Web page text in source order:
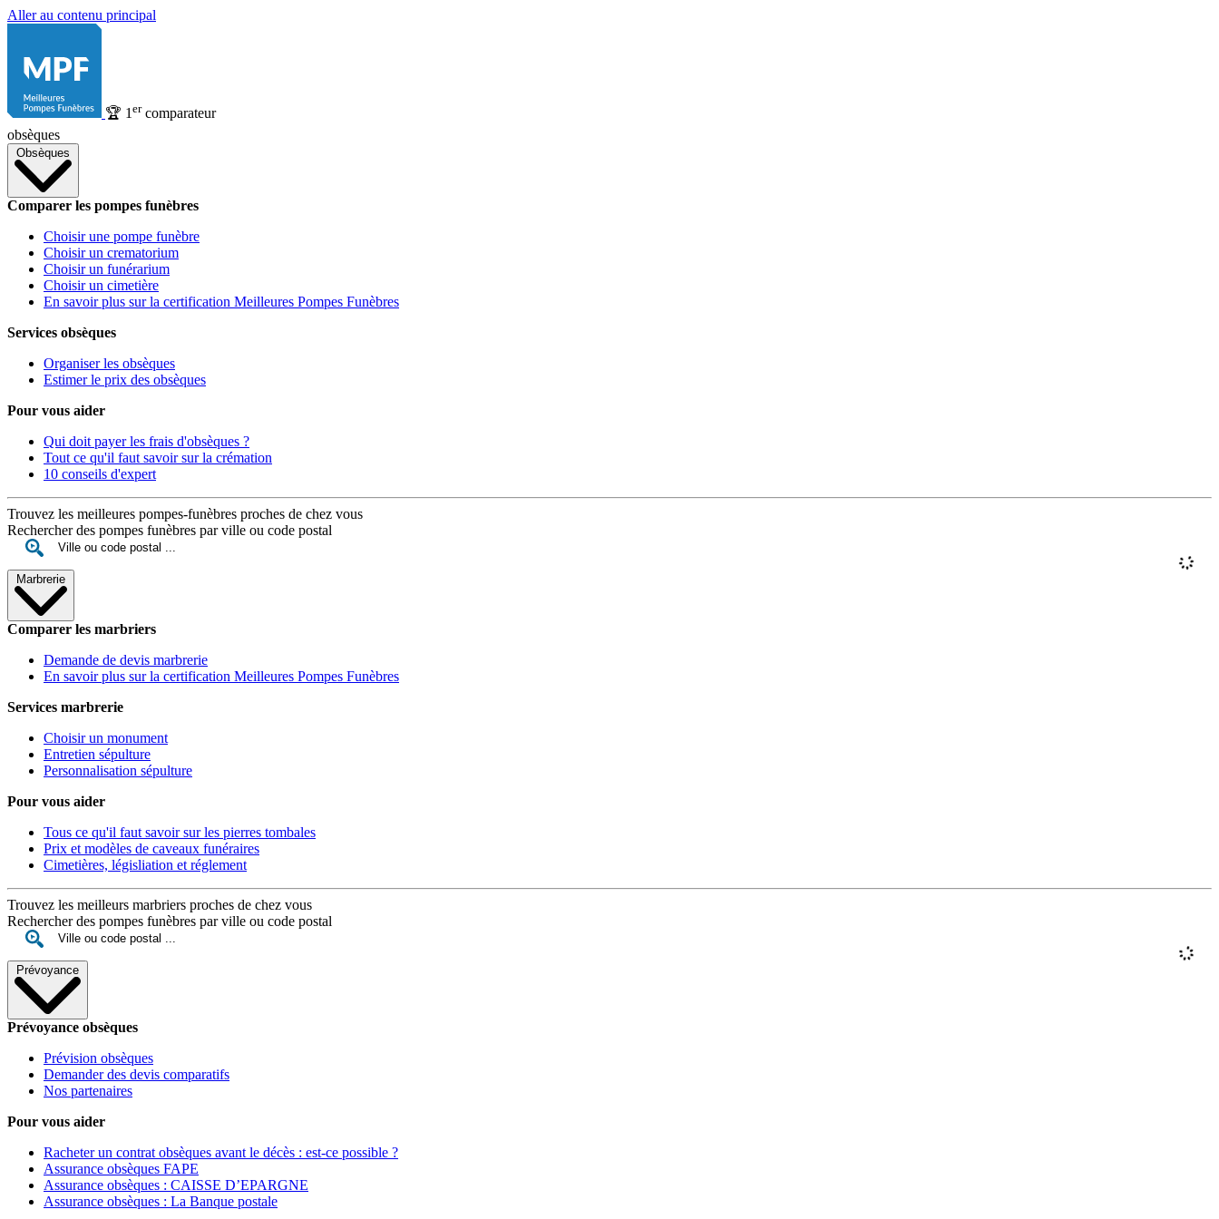
Aller au contenu principal
🏆 1 ercomparateur
obsèques
Obsèques
Comparer les pompes funèbres
Choisir une pompe funèbre
Choisir un crematorium
Choisir un funérarium
Choisir un cimetière
En savoir plus sur la certification Meilleures Pompes Funèbres
Services obsèques
Organiser les obsèques
Estimer le prix des obsèques
Pour vous aider
Qui doit payer les frais d'obsèques ?
Tout ce qu'il faut savoir sur la crémation
10 conseils d'expert
Trouvez les meilleures pompes-funèbres proches de chez vous
Rechercher des pompes funèbres par ville ou code postal
Marbrerie
Comparer les marbriers
Demande de devis marbrerie
En savoir plus sur la certification Meilleures Pompes Funèbres
Services marbrerie
Choisir un monument
Entretien sépulture
Personnalisation sépulture
Pour vous aider
Tous ce qu'il faut savoir sur les pierres tombales
Prix et modèles de caveaux funéraires
Cimetières, législiation et réglement
Trouvez les meilleurs marbriers proches de chez vous
Rechercher des pompes funèbres par ville ou code postal
Prévoyance
Prévoyance obsèques
Prévision obsèques
Demander des devis comparatifs
Nos partenaires
Pour vous aider
Racheter un contrat obsèques avant le décès : est-ce possible ?
Assurance obsèques FAPE
Assurance obsèques : CAISSE D’EPARGNE
Assurance obsèques : La Banque postale